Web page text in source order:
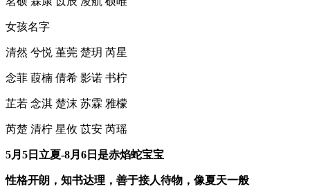
女孩名字
清然 兮悦 堇莞 楚玥 芮星
念菲 葭楠 倩希 影诺 书柠
芷若 念淇 楚沫 苏霖 雅檬
芮楚 清柠 星攸 苡安 芮瑶
5月5日立夏-8月6日是赤焰蛇宝宝
性格开朗，知书达理，善于接人待物，像夏天一般